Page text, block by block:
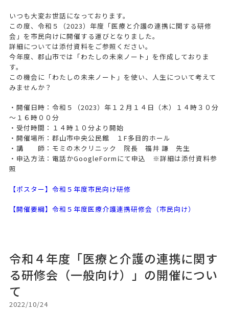
いつも大変お世話になっております。
この度、令和５（2023）年度「医療と介護の連携に関する研修
会」を市民向けに開催する運びとなりました。
詳細については添付資料をご参照ください。
今年度、郡山市では「わたしの未来ノート」を作成しておりま
す。
この機会に「わたしの未来ノート」を使い、人生について考えて
みませんか？
・開催日時：令和５（2023）年１２月１４日（木）１４時３０分
～１６時００分
・受付時間：１４時１０分より開始
・開催場所：郡山市中央公民館 １F多目的ホール
・講 師：モミの木クリニック 院長 福井 謙 先生
・申込方法：電話かGoogleFormにて申込 ※詳細は添付資料参
照
【ポスター】令和５年度市民向け研修
【開催要綱】令和５年度医療介護連携研修会（市民向け）
令和４年度「医療と介護の連携に関す
る研修会（一般向け）」の開催につい
て
2022/10/24